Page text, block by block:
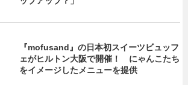
『mofusand』の日本初スイーツビュッフ
ェがヒルトン大阪で開催！ にゃんこたち
をイメージしたメニューを提供